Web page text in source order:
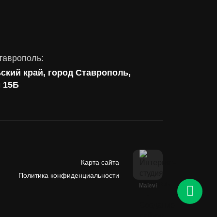
край, город Ставрополь,
15Б
Карта сайта
Политика конфиденциальности
Malevi